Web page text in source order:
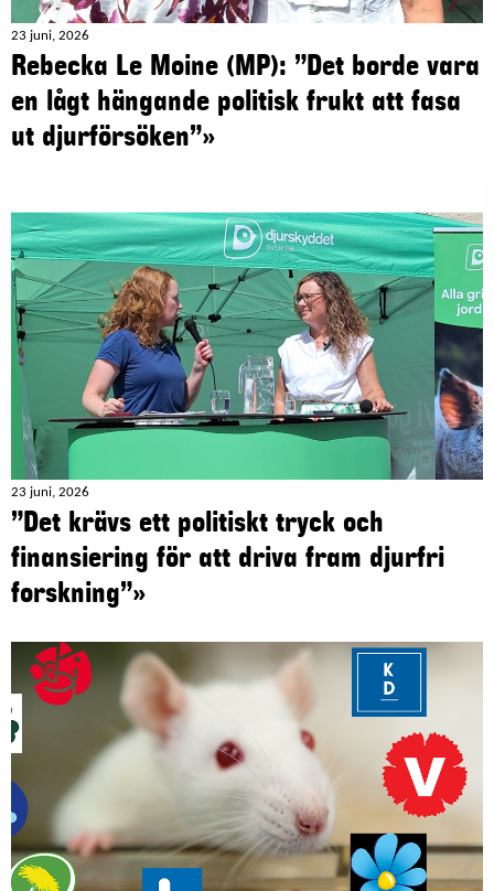
23 juni, 2026
Rebecka Le Moine (MP): ”Det borde vara
en lågt hängande politisk frukt att fasa
ut djurförsöken”»
23 juni, 2026
”Det krävs ett politiskt tryck och
finansiering för att driva fram djurfri
forskning”»